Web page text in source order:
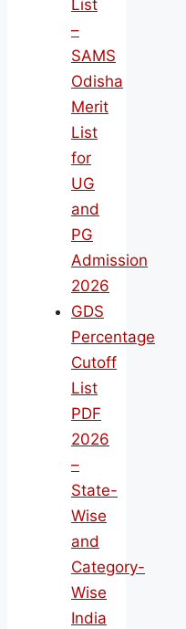
List
–
SAMS
Odisha
Merit
List
for
UG
and
PG
Admission
2026
GDS
Percentage
Cutoff
List
PDF
2026
–
State-
Wise
and
Category-
Wise
India